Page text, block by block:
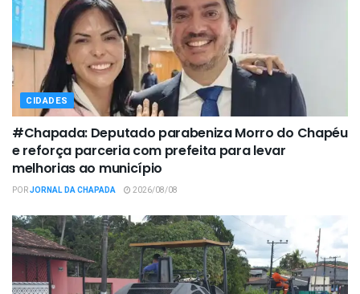
CIDADES
#Chapada: Deputado parabeniza Morro do Chapéu
e reforça parceria com prefeita para levar
melhorias ao município
PORJORNAL DA CHAPADA 2026/08/08